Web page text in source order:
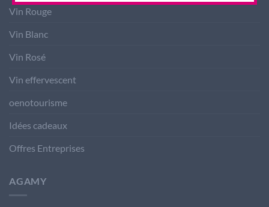
Vin Rouge
Vin Blanc
Vin Rosé
Vin effervescent
oenotourisme
Idées cadeaux
Offres Entreprises
AGAMY